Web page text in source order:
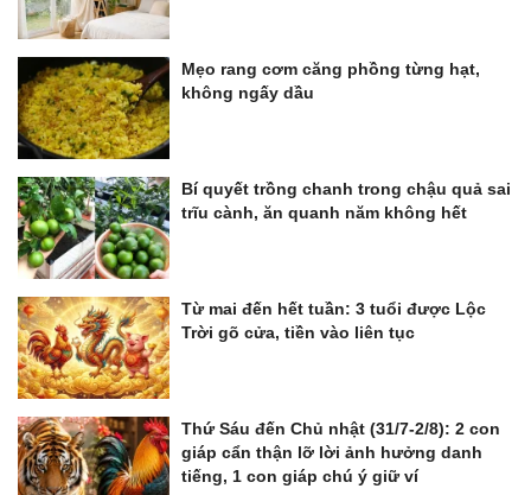
Mẹo rang cơm căng phồng từng hạt,
không ngấy dầu
Bí quyết trồng chanh trong chậu quả sai
trĩu cành, ăn quanh năm không hết
Từ mai đến hết tuần: 3 tuổi được Lộc
Trời gõ cửa, tiền vào liên tục
Thứ Sáu đến Chủ nhật (31/7-2/8): 2 con
giáp cẩn thận lỡ lời ảnh hưởng danh
tiếng, 1 con giáp chú ý giữ ví